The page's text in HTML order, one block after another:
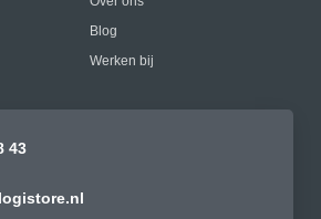
Blog
Werken bij
43